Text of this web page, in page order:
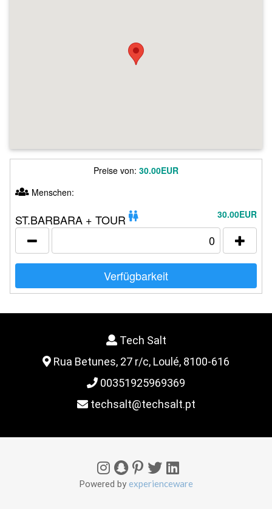
Preise von: 30.00EUR
Menschen:
ST.BARBARA + TOUR 30.00EUR
Verfügbarkeit
Tech Salt
Rua Betunes, 27 r/c, Loulé, 8100-616
00351925969369
techsalt@techsalt.pt
Powered by experienceware